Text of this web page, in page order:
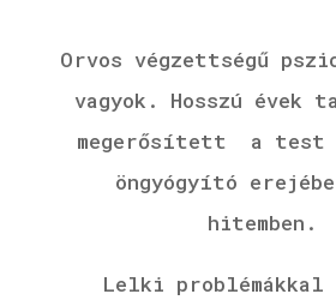
Orvos végzettségű
vagyok. Hosszú évek
megerősített a test
öngyógyító
hitemben.
Lelki